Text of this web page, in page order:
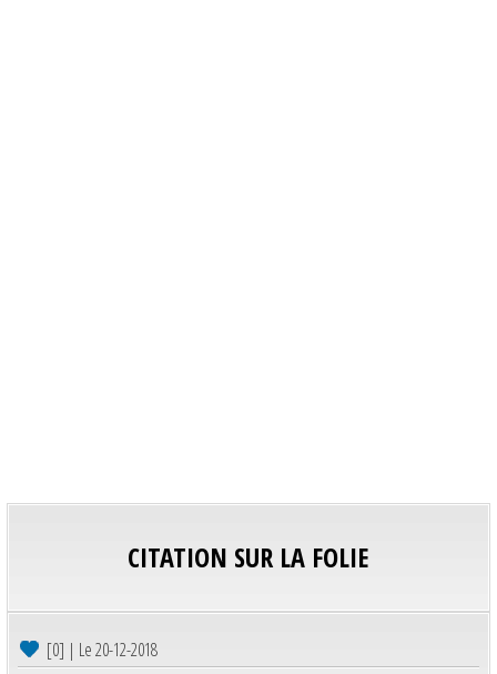
CITATION SUR LA FOLIE
[0] | Le 20-12-2018